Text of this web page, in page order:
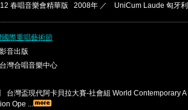
春唱音樂會精華版 2008年 ／ UniCum Laude 匈牙利
際重唱藝術節
音出版
灣合唱音樂中心
台灣盃現代阿卡貝拉大賽-社會組 World Contemporary
Ope ...